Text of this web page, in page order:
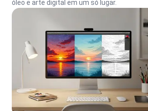
óleo e arte digital em um só lugar.